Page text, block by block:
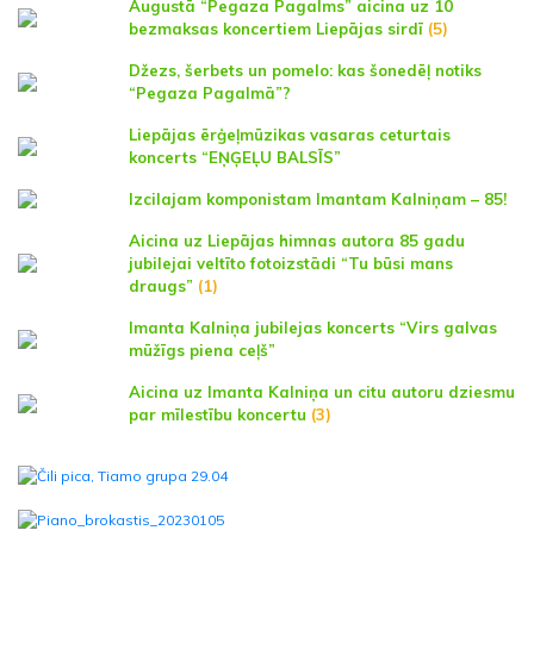
Augustā “Pegaza Pagalms” aicina uz 10
bezmaksas koncertiem Liepājas sirdī (5)
Džezs, šerbets un pomelo: kas šonedēļ notiks
“Pegaza Pagalmā”?
Liepājas ērģeļmūzikas vasaras ceturtais
koncerts “EŅĢEĻU BALSĪS”
Izcilajam komponistam Imantam Kalniņam – 85!
Aicina uz Liepājas himnas autora 85 gadu
jubilejai veltīto fotoizstādi “Tu būsi mans
draugs” (1)
Imanta Kalniņa jubilejas koncerts “Virs galvas
mūžīgs piena ceļš”
Aicina uz Imanta Kalniņa un citu autoru dziesmu
par mīlestību koncertu (3)